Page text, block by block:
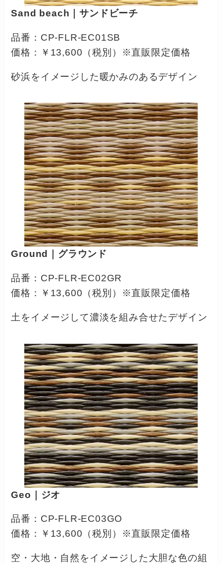
Sand beach｜サンドビーチ
品番：CP-FLR-EC01SB
価格：￥13,600（税別）※直販限定価格
砂浜をイメージした暖かみのあるデザイン
Ground｜グラウンド
品番：CP-FLR-EC02GR
価格：￥13,600（税別）※直販限定価格
土をイメージして濃淡を組み合せたデザイン
Geo｜ジオ
品番：CP-FLR-EC03GO
価格：￥13,600（税別）※直販限定価格
空・大地・自然をイメージした大胆な色の組